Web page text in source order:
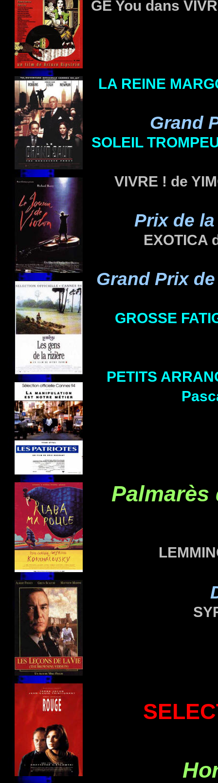
GE You dans
LA REINE
Grand
SOLEIL
VIVRE ! de
Prix de
EXOTICA
Grand Prix
GROSSE
PETITS